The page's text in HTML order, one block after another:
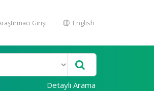
Girişi English
Detaylı Arama